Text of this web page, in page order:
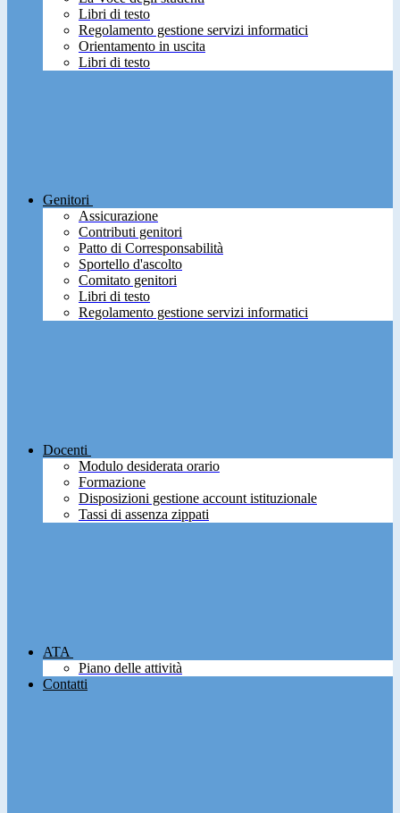
Libri di testo
Regolamento gestione servizi informatici
Orientamento in uscita
Libri di testo
Genitori
Assicurazione
Contributi genitori
Patto di Corresponsabilità
Sportello d'ascolto
Comitato genitori
Libri di testo
Regolamento gestione servizi informatici
Docenti
Modulo desiderata orario
Formazione
Disposizioni gestione account istituzionale
Tassi di assenza zippati
ATA
Piano delle attività
Contatti